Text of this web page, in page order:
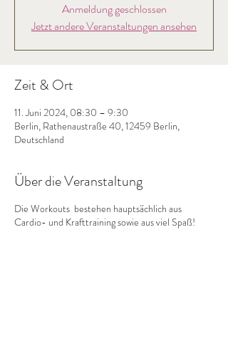
Anmeldung geschlossen
Jetzt andere Veranstaltungen ansehen
Zeit & Ort
11. Juni 2024, 08:30 – 9:30
Berlin, Rathenaustraße 40, 12459 Berlin,
Deutschland
Über die Veranstaltung
Die Workouts bestehen hauptsächlich aus
Cardio- und Krafttraining sowie aus viel Spaß!